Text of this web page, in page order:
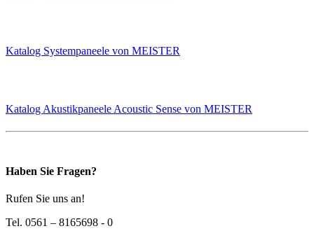
Katalog Systempaneele von MEISTER
Katalog Akustikpaneele Acoustic Sense von MEISTER
Haben Sie Fragen?
Rufen Sie uns an!
Tel. 0561 – 8165698 - 0